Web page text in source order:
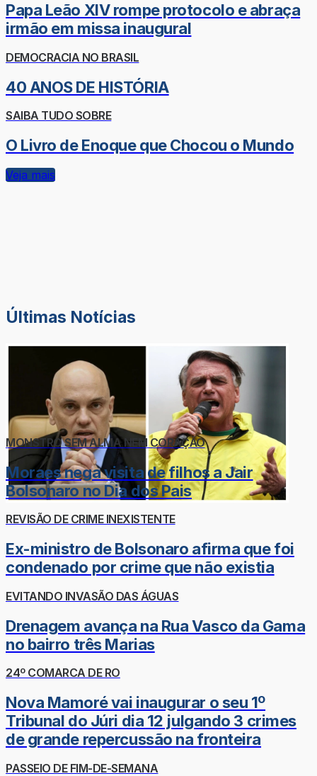
Papa Leão XIV rompe protocolo e abraça
irmão em missa inaugural
DEMOCRACIA NO BRASIL
40 ANOS DE HISTÓRIA
SAIBA TUDO SOBRE
O Livro de Enoque que Chocou o Mundo
Veja mais
Últimas Notícias
MONSTRO SEM ALMA NEM CORAÇÃO
Moraes nega visita de filhos a Jair
Bolsonaro no Dia dos Pais
REVISÃO DE CRIME INEXISTENTE
Ex-ministro de Bolsonaro afirma que foi
condenado por crime que não existia
EVITANDO INVASÃO DAS ÁGUAS
Drenagem avança na Rua Vasco da Gama
no bairro três Marias
24º COMARCA DE RO
Nova Mamoré vai inaugurar o seu 1º
Tribunal do Júri dia 12 julgando 3 crimes
de grande repercussão na fronteira
PASSEIO DE FIM-DE-SEMANA